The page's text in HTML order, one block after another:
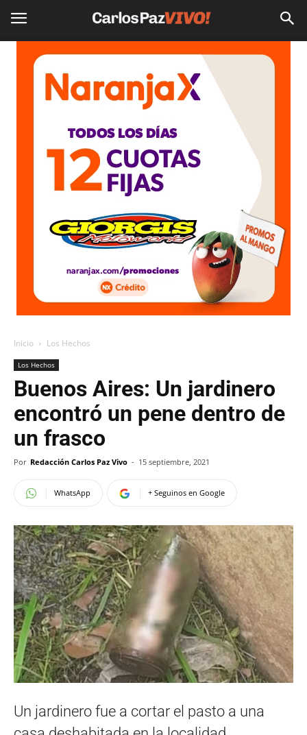
Inicio Los Hechos
Los Hechos
Buenos Aires: Un jardinero
encontró un pene dentro de
un frasco
Por Redacción Carlos Paz Vivo - 15 septiembre, 2021
WhatsApp + Seguinos en Google
Un jardinero fue a cortar el pasto a una